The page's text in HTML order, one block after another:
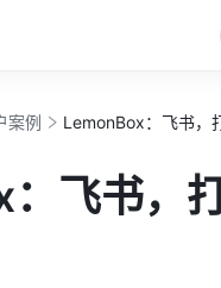
案例 LemonBox：飞书，
飞书，